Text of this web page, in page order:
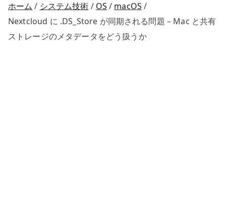
ホーム システム技術 OS
macOS
Nextcloud に .DS_Store が同期される問題 – Mac と共有
ストレージのメタデータをどう扱うか